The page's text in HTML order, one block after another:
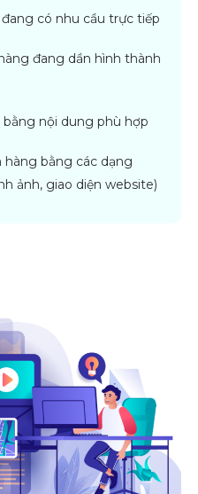
có nhu cầu trực tiếp
đang dần hình thành
nội dung phù hợp
hàng bằng các dạng
ảnh, giao diện website)